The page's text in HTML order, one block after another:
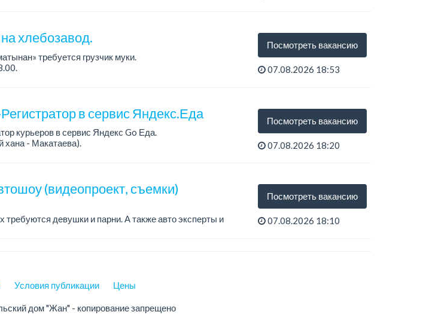
хлебозавод.
требуется грузчик муки.
Посмотреть вакансию
07.08.2026 18:53
в сервис Яндекс.Еда
курьеров в сервис Яндекс Go Еда.
хана - Макатаева).
Посмотреть вакансию
07.08.2026 18:20
(видеопроект, съемки)
девушки и парни. А также авто эксперты и
Посмотреть вакансию
07.08.2026 18:10
Условия публикации Цены
дом "Жан" - копирование запрещено